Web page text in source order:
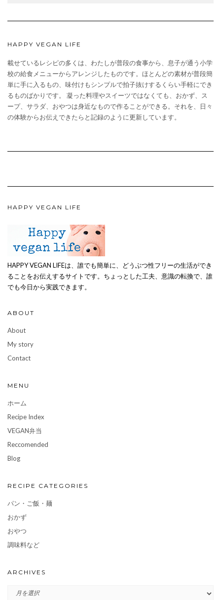
HAPPY VEGAN LIFE
載せているレシピの多くは、わたしが普段の食事から、息子が通う小学
校の給食メニューからアレンジしたものです。ほとんどの素材が普段簡
単に手に入るもの、味付けもシンプルで拍子抜けするくらい手軽にでき
るものばかりです。 凝った料理やスイーツではなくても、おかず、ス
ープ、サラダ、おやつは身近なもので作ることができる。それを、日々
の体験からお伝えできたらと記録のように更新しています。
HAPPY VEGAN LIFE
HAPPY VEGAN LIFEは、誰でも簡単に、どうぶつ性フリーの生活ができ
ることをお伝えするサイトです。ちょっとした工夫、意識の転換で、誰
でも今日から実践できます。
ABOUT
About
My story
Contact
MENU
ホーム
Recipe Index
VEGAN弁当
Reccomended
Blog
RECIPE CATEGORIES
パン・ご飯・麺
おかず
おやつ
調味料など
ARCHIVES
ARCHIVES